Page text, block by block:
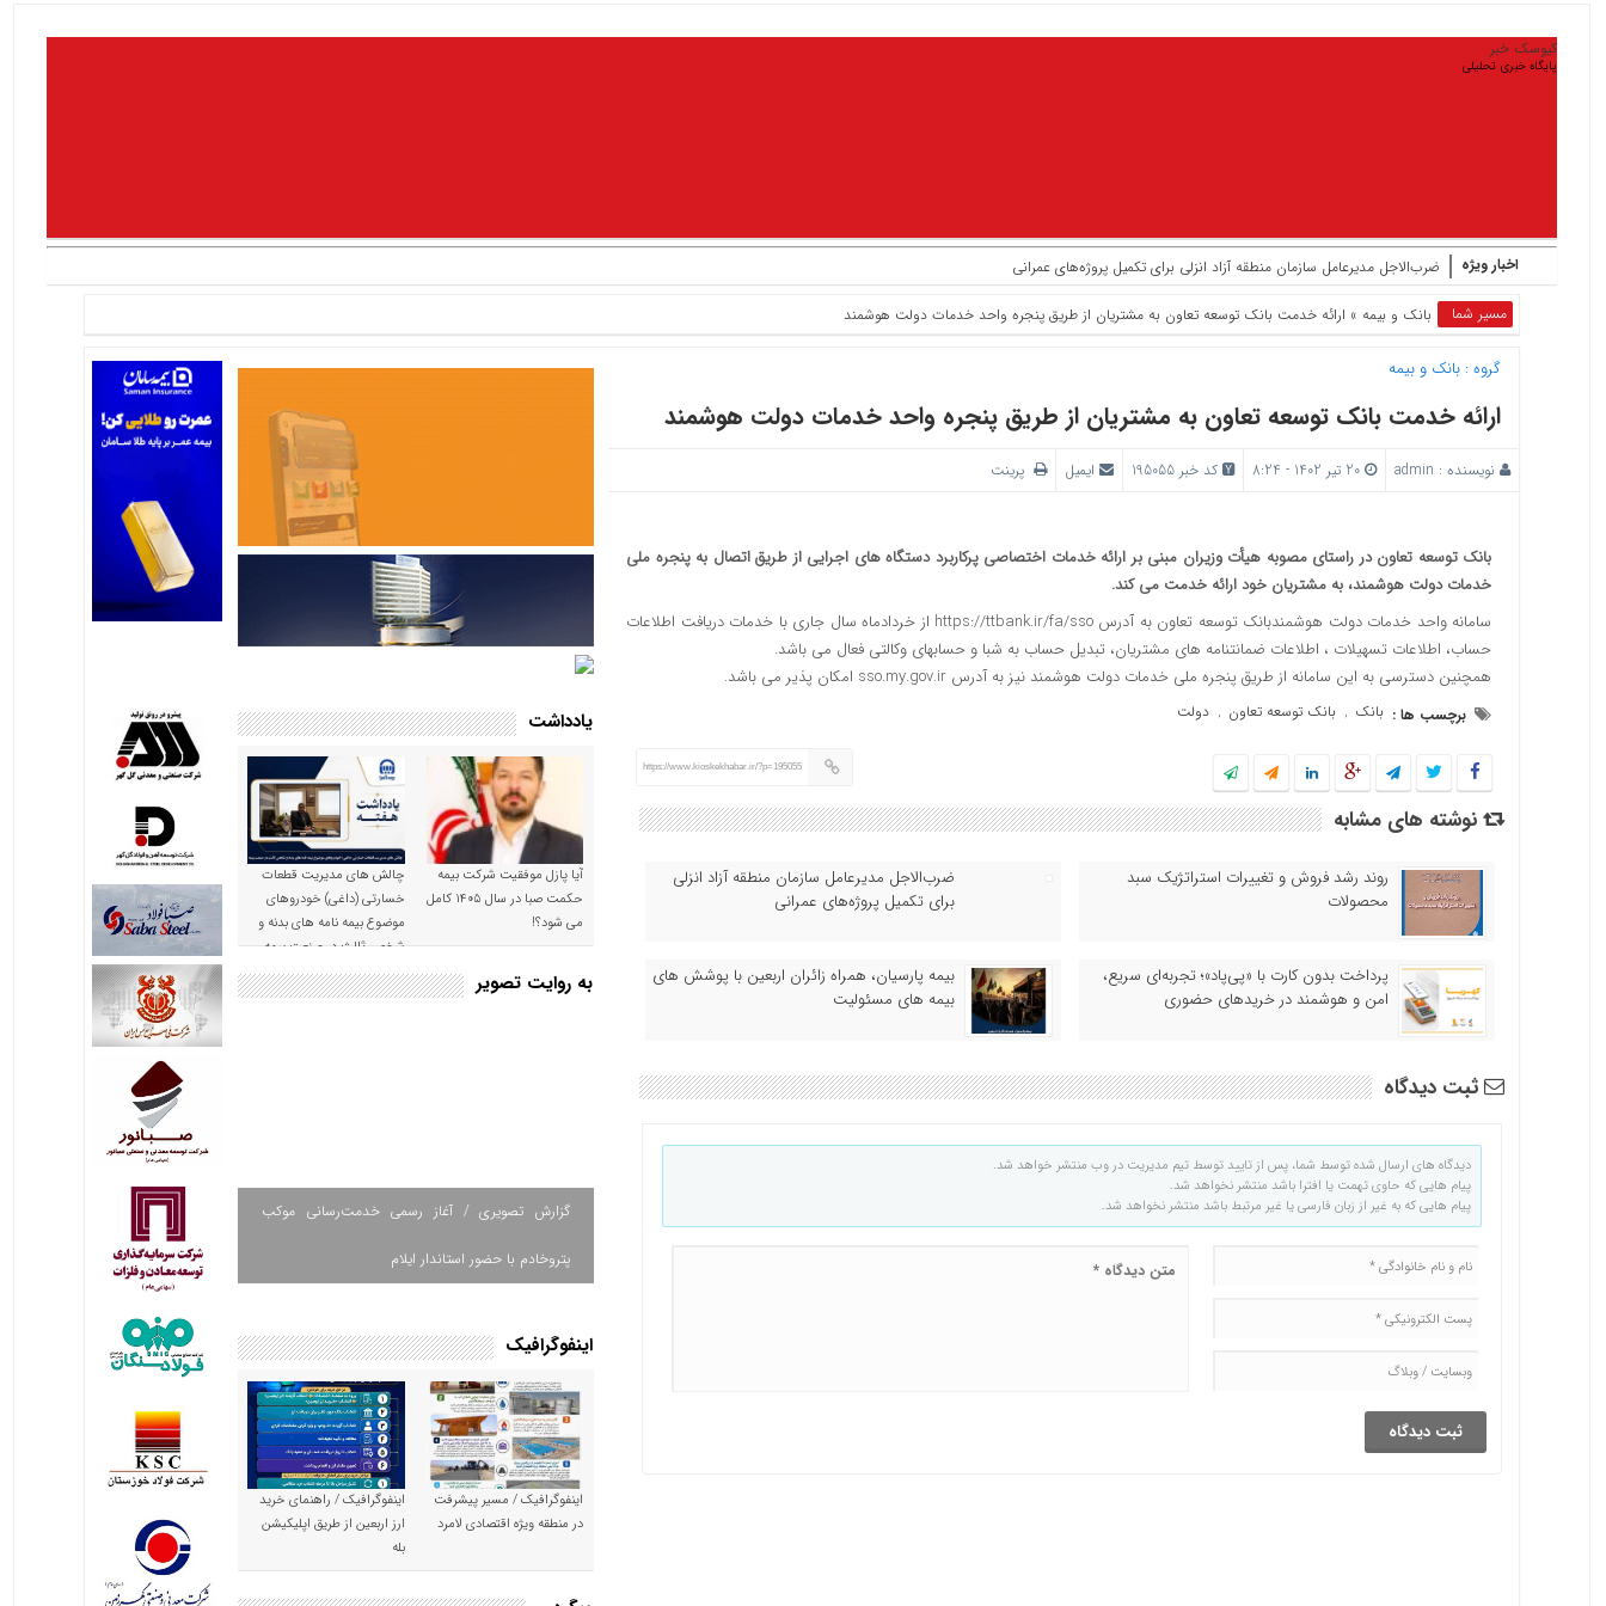
کیوسک خبر
پایگاه خبری تحلیلی
اخبار ویژه ضرب‌الاجل مدیرعامل سازمان منطقه آزاد انزلی برای تکمیل پروژه‌های عمرانی
مسیر شما بانک‌ و بیمه » ارائه خدمت بانک توسعه تعاون به مشتریان از طریق پنجره واحد خدمات دولت هوشمند
گروه :بانک‌ و بیمه
ارائه خدمت بانک توسعه تعاون به مشتریان از طریق پنجره واحد خدمات دولت هوشمند
نویسنده : admin 20 تیر 1402 - 8:24 کد خبر 195055 ایمیل پرینت
بانک توسعه تعاون در راستای مصوبه هیأت وزیران مبنی بر ارائه خدمات اختصاصی پرکاربرد دستگاه های اجرایی از طریق اتصال به پنجره ملی
خدمات دولت هوشمند، به مشتریان خود ارائه خدمت می کند.
سامانه واحد خدمات دولت هوشمندبانک توسعه تعاون به آدرس https://ttbank.ir/fa/sso از خردادماه سال جاری با خدمات دریافت اطلاعات
حساب، اطلاعات تسهیلات ، اطلاعات ضمانتنامه های مشتریان، تبدیل حساب به شبا و حسابهای وکالتی فعال می باشد.
همچنین دسترسی به این سامانه از طریق پنجره ملی خدمات دولت هوشمند نیز به آدرس sso.my.gov.ir امکان پذیر می باشد.
برچسب ها : بانک , بانک توسعه تعاون , دولت
https://www.kioskekhabar.ir/?p=195055
نوشته های مشابه
روند رشد فروش و تغییرات استراتژیک سبد
محصولات
ضرب‌الاجل مدیرعامل سازمان منطقه آزاد انزلی
برای تکمیل پروژه‌های عمرانی
پرداخت بدون کارت با «پی‌پاد»؛ تجربه‌ای سریع،
امن و هوشمند در خریدهای حضوری
بیمه پارسیان، همراه زائران اربعین با پوشش های
بیمه های مسئولیت
ثبت دیدگاه
دیدگاه های ارسال شده توسط شما، پس از تایید توسط تیم مدیریت در وب منتشر خواهد شد.
پیام هایی که حاوی تهمت یا افترا باشد منتشر نخواهد شد.
پیام هایی که به غیر از زبان فارسی یا غیر مرتبط باشد منتشر نخواهد شد.
یادداشت
آیا پازل موفقیت شرکت بیمه
حکمت صبا در سال ۱۴۰۵ کامل
می شود؟!
چالش های مدیریت قطعات
خسارتی (داغی) خودروهای
موضوع بیمه نامه های بدنه و
شخص ثالث در صنعت بیمه
به روایت تصویر
گزارش تصویری / آغاز رسمی خدمت‌رسانی موکب
پتروخادم با حضور استاندار ایلام
اینفوگرافیک
اینفوگرافیک / مسیر پیشرفت
در منطقه ویژه اقتصادی لامرد
اینفوگرافیک / راهنمای خرید
ارز اربعین از طریق اپلیکیشن
بله